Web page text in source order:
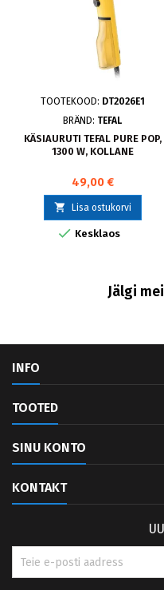
TOOTEKOOD: DT2026E1
BRÄND: TEFAL
KÄSIAURUTI TEFAL PURE POP,
1300 W, KOLLANE
49,00 €
 Lisa ostukorvi
 Kesklaos
Jälgi
INFO
TOOTED
SINU KONTO
KONTAKT